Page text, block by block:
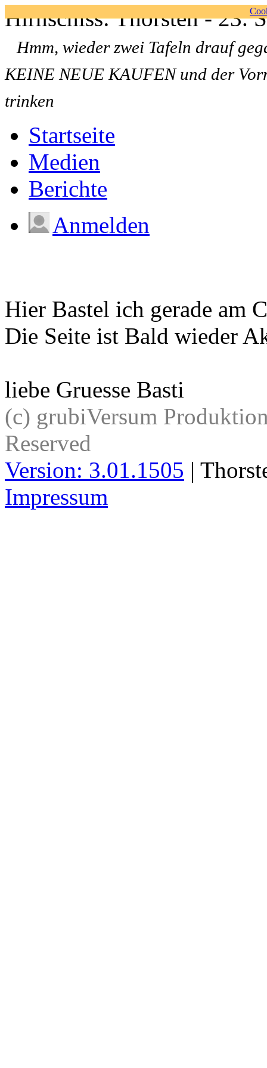
Hirnschiss: Thorsten - 23.
Hmm, wieder zwei Tafeln drauf
KEINE NEUE KAUFEN und der
trinken
Startseite
Medien
Berichte
Anmelden
Hier Bastel ich gerade am
Die Seite ist Bald wieder
liebe Gruesse Basti
(c) grubiVersum
Reserved
Version: 3.01.1505 |
Impressum